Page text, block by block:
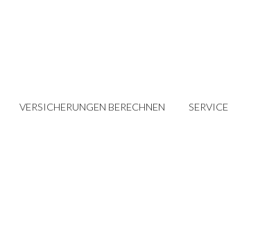
VERSICHERUNGEN BERECHNEN SERVICE